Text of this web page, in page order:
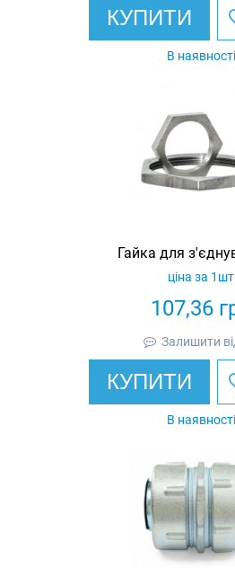
КУПИТИ
В наявності
Гайка для
107,36
ціна за 1шт
Залишити
КУПИТИ
В наявності